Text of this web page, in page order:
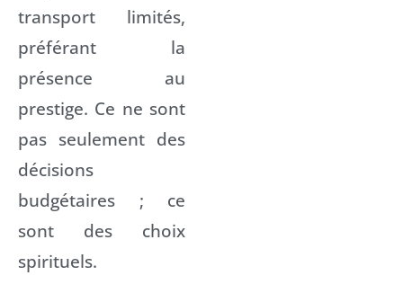
transport limités,
préférant la
présence au
prestige. Ce ne sont
pas seulement des
décisions
budgétaires ; ce
sont des choix
spirituels.